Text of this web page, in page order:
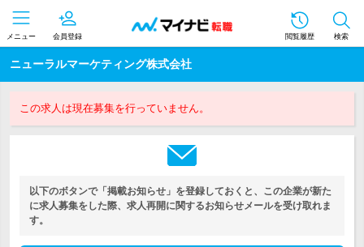
メニュー 会員登録 閲覧履歴 検索
ニューラルマーケティング株式会社
この求人は現在募集を行っていません。
以下のボタンで「掲載お知らせ」を登録しておくと、この企業が新た
に求人募集をした際、求人再開に関するお知らせメールを受け取れま
す。